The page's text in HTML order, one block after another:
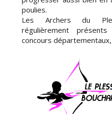
poulies.
Les Archers du
régulièrement
concours